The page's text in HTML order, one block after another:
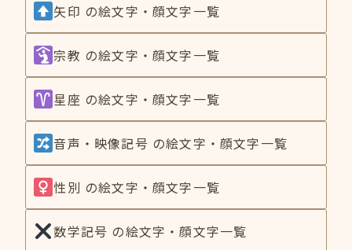
矢印 の絵文字・顔文字一覧
宗教 の絵文字・顔文字一覧
星座 の絵文字・顔文字一覧
音声・映像記号 の絵文字・顔文字一覧
性別 の絵文字・顔文字一覧
数学記号 の絵文字・顔文字一覧